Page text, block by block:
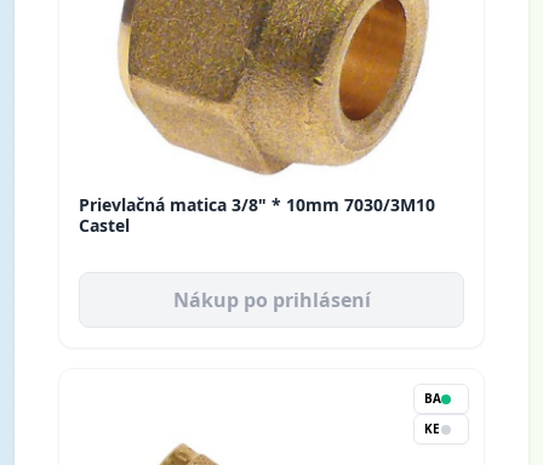
Prievlačná matica 3/8" * 10mm 7030/3M10
Castel
Nákup po prihlásení
BA
KE